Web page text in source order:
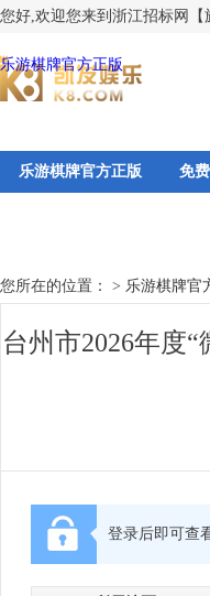
您好,欢迎您来到浙江招标网【
乐游棋牌官方正版
乐游棋牌官方正版 免
您所在的位置： > 乐游棋牌官
台州市2026年度
登录后即可查